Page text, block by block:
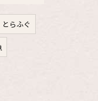
とらふぐ